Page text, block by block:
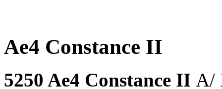
Ae4 Constance II
5250 Ae4 Constance II A/